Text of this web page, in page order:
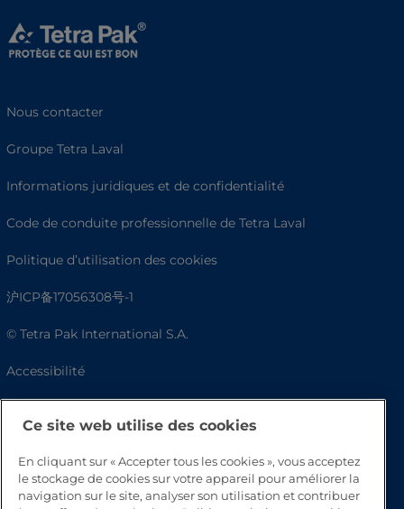
Nous contacter
Groupe Tetra Laval
Informations juridiques et de confidentialité
Code de conduite professionnelle de Tetra Laval
Politique d’utilisation des cookies
沪ICP备17056308号-1
© Tetra Pak International S.A.
Accessibilité
Ce site web utilise des cookies
En cliquant sur « Accepter tous les cookies », vous acceptez
le stockage de cookies sur votre appareil pour améliorer la
navigation sur le site, analyser son utilisation et contribuer